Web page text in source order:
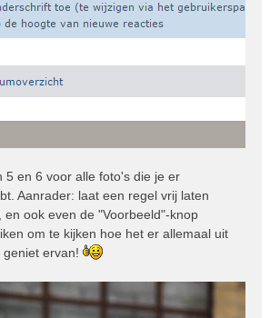
5 en 6 voor alle foto's die je er
Aanrader: laat een regel vrij laten
en ook even de "Voorbeeld"-knop
om te kijken hoe het er allemaal uit
geniet ervan!